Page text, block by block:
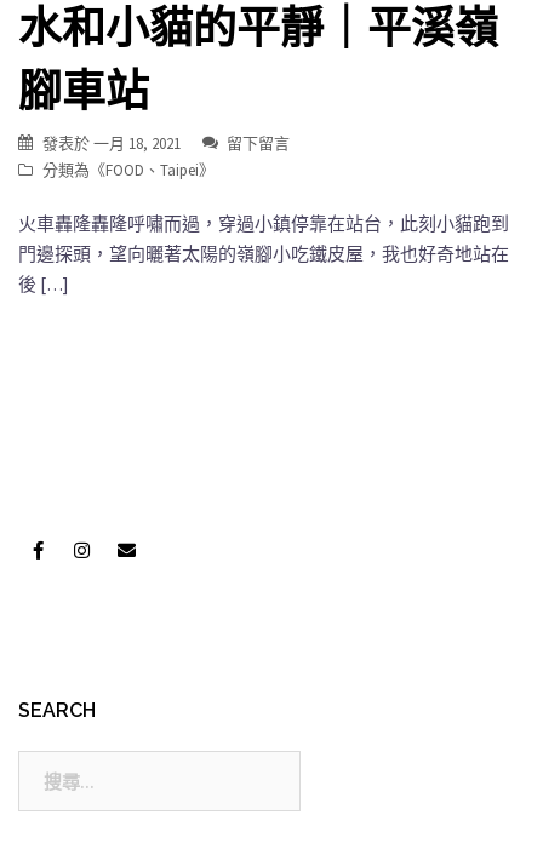
水和小貓的平靜｜平溪嶺
腳車站
發表於一月 18, 2021
留下留言
分類為《FOOD 、 Taipei》
火車轟隆轟隆呼嘯而過，穿過小鎮停靠在站台，此刻小貓跑到
門邊探頭，望向曬著太陽的嶺腳小吃鐵皮屋，我也好奇地站在
後 […]
SEARCH